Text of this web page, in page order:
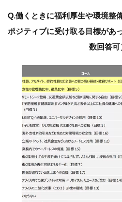
Q.働くときに福利厚生や環境整
ポジティブに受け取る目標があ
数回答可